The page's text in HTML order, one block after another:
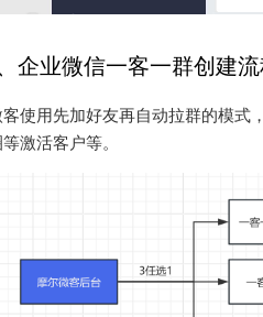
企业微信一客一群创建流
客使用先加好友再自动拉群的模式
激活客户等。